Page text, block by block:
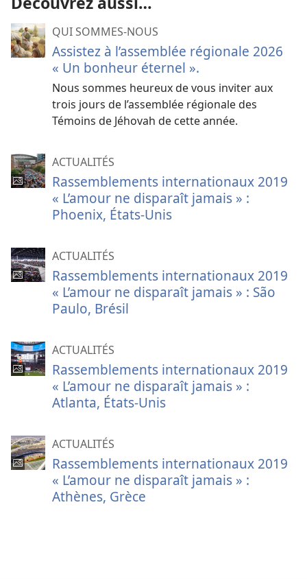
QUI SOMMES-NOUS
Assistez à l’assemblée régionale 2026
« Un bonheur éternel ».
Nous sommes heureux de vous inviter aux
trois jours de l’assemblée régionale des
Témoins de Jéhovah de cette année.
ACTUALITÉS
Rassemblements internationaux 2019
« L’amour ne disparaît jamais » :
Phoenix, États-Unis
ACTUALITÉS
Rassemblements internationaux 2019
« L’amour ne disparaît jamais » : São
Paulo, Brésil
ACTUALITÉS
Rassemblements internationaux 2019
« L’amour ne disparaît jamais » :
Atlanta, États-Unis
ACTUALITÉS
Rassemblements internationaux 2019
« L’amour ne disparaît jamais » :
Athènes, Grèce